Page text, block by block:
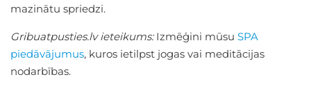
mazinātu spriedzi.
Gribuatpusties.lv ieteikums:Izmēģini mūsu SPA
piedāvājumus, kuros ietilpst jogas vai meditācijas
nodarbības.